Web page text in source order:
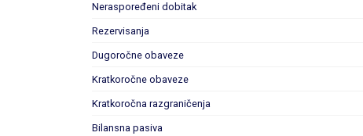
Neraspoređeni dobitak
Rezervisanja
Dugoročne obaveze
Kratkoročne obaveze
Kratkoročna razgraničenja
Bilansna pasiva